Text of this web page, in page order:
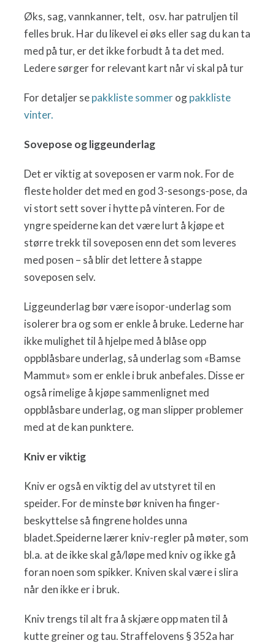
Øks, sag, vannkanner, telt, osv. har patruljen til
felles bruk. Har du likevel ei øks eller sag du kan ta
med på tur, er det ikke forbudt å ta det med.
Ledere sørger for relevant kart når vi skal på tur
For detaljer sepakkliste sommerogpakkliste
vinter.
Sovepose og liggeunderlag
Det er viktig at soveposen er varm nok. For de
fleste holder det med en god 3-sesongs-pose, da
vi stort sett sover i hytte på vinteren. For de
yngre speiderne kan det være lurt å kjøpe et
større trekk til soveposen enn det som leveres
med posen – så blir det lettere å stappe
soveposen selv.
Liggeunderlag bør være isopor-underlag som
isolerer bra og som er enkle å bruke. Lederne har
ikke mulighet til å hjelpe med å blåse opp
oppblåsbare underlag, så underlag som «Bamse
Mammut» som er enkle i bruk anbefales. Disse er
også rimelige å kjøpe sammenlignet med
oppblåsbare underlag, og man slipper problemer
med at de kan punktere.
Kniv er viktig
Kniv er også en viktig del av utstyret til en
speider. For de minste bør kniven ha finger-
beskyttelse så fingrene holdes unna
bladet.Speiderne lærer kniv-regler på møter, som
bl.a. at de ikke skal gå/løpe med kniv og ikke gå
foran noen som spikker. Kniven skal være i slira
når den ikke er i bruk.
Kniv trengs til alt fra å skjære opp maten til å
kutte greiner og tau. Straffelovens § 352a har